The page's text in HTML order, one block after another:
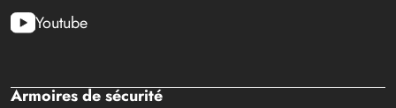
Youtube
Armoires de sécurité